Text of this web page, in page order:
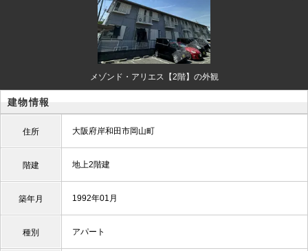
メゾンド・アリエス【2階】の外観
建物情報
住所 大阪府岸和田市岡山町
階建 地上2階建
築年月 1992年01月
種別 アパート